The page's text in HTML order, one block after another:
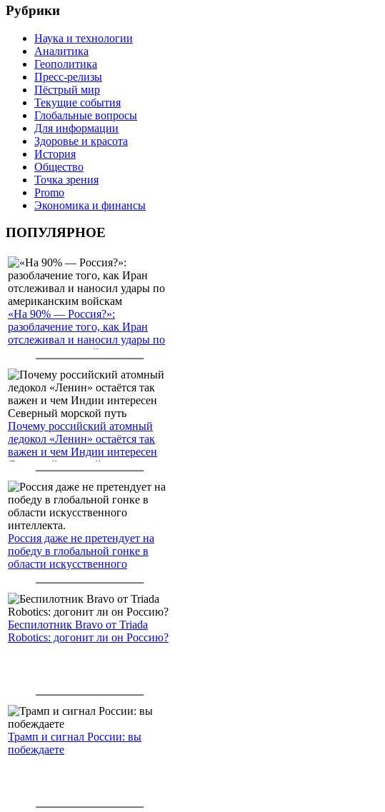
Рубрики
Наука и технологии
Аналитика
Геополитика
Пресс-релизы
Пёстрый мир
Текущие события
Глобальные вопросы
Для информации
Здоровье и красота
История
Общество
Точка зрения
Promo
Экономика и финансы
ПОПУЛЯРНОЕ
«На 90% — Россия?»:
разоблачение того, как Иран
отслеживал и наносил удары по
американским войскам
Почему российский атомный
ледокол «Ленин» остаётся так
важен и чем Индии интересен
Северный морской путь
Россия даже не претендует на
победу в глобальной гонке в
области искусственного
Беспилотник Bravo от Triada
Robotics: догонит ли он Россию?
Трамп и сигнал России: вы
побеждаете